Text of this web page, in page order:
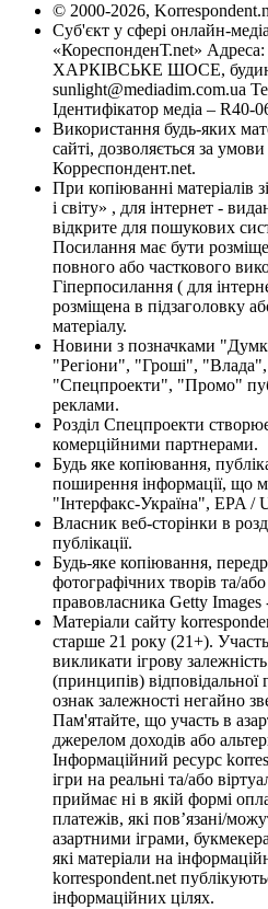
© 2000-2026,
Суб'єкт у сфері онлайн-
«КореспонденТ.net» Адреса:
ХАРКІВСЬКЕ ШОСЕ,
sunlight@mediadim.com.ua
Ідентифікатор медіа – R40-
Використання будь-яких
сайті, дозволяється за
Корреспондент.net.
При копіюванні матеріалів
і світу» , для інтернет -
відкрите для пошукових
Посилання має бути
повного або часткового
Гіперпосилання ( для
розміщена в підзаголовку
матеріалу.
Новини з позначками
"Регіони", "Гроші",
"Спецпроекти", "Промо"
реклами.
Розділ Спецпроекти
комерційними партнерами.
Будь яке копіювання,
поширення інформації, що
"Інтерфакс-Україна", EPA /
Власник веб-сторінки в
публікації.
Будь-яке копіювання,
фотографічних творів та/або
правовласника Getty Images
Матеріали сайту
старше 21 року (21+).
викликати ігрову
(принципів)
ознак залежності негайно
Пам'ятайте, що участь в
джерелом доходів або
Інформаційний ресурс
ігри на реальні та/або
приймає ні в якій формі
платежів, які пов’язані/
азартними іграми,
які матеріали на
korrespondent.net
інформаційних цілях.